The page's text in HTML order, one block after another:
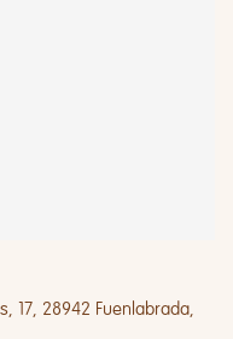
17, 28942 Fuenlabrada,